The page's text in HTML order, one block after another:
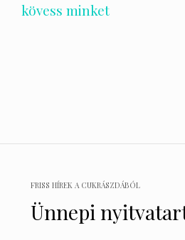
kövess minket
navigáció
FRISS HÍREK A CUKRÁSZDÁBÓL
Ünnepi